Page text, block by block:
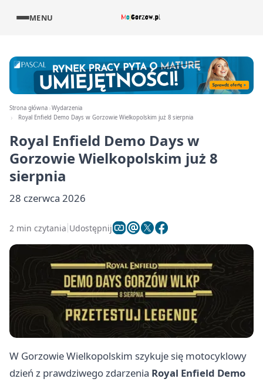
MENU
Strona główna Wydarzenia
Royal Enfield Demo Days w Gorzowie Wielkopolskim już 8 sierpnia
Royal Enfield Demo Days w
Gorzowie Wielkopolskim już 8
sierpnia
28 czerwca 2026
2 min czytania Udostępnij
W Gorzowie Wielkopolskim szykuje się motocyklowy
dzień z prawdziwego zdarzenia Royal Enfield Demo